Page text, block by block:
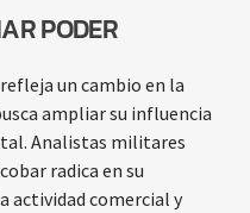
PODER
un cambio en la
ampliar su influencia
Analistas militares
radica en su
actividad comercial y